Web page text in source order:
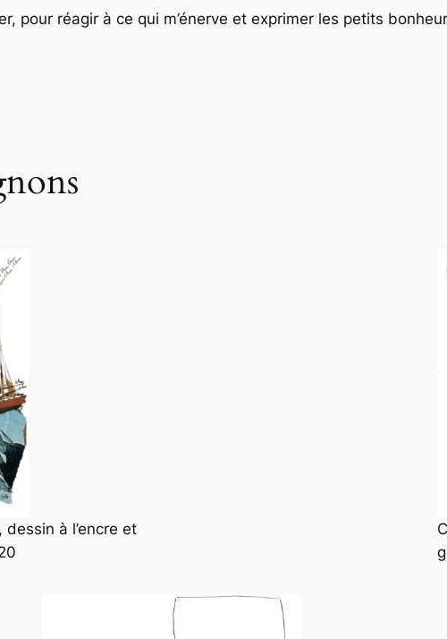
pour réagir à ce qui m’énerve et exprimer les petits
à l’encre et